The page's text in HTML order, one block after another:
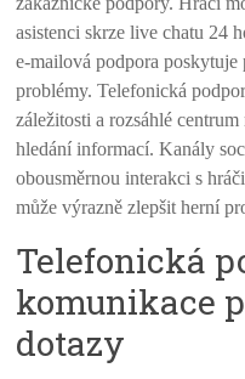
asistenci skrze live chatu 24
e-mailová podpora
problémy. Telefonická
záležitosti a rozsáhlé
hledání informací. Kanály
obousměrnou interakci s
může výrazně zlepšit herní
Telefonická
komunikace
dotazy